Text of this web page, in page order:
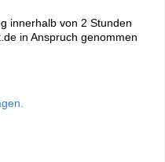
innerhalb von 2 Stunden
in Anspruch genommen